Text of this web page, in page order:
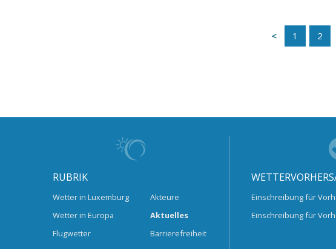
1 2
RUBRIK
Wetter in Luxemburg
Wetter in Europa
Flugwetter
Akteure
Aktuelles
Barrierefreiheit
Einschreibung für
Einschreibung für